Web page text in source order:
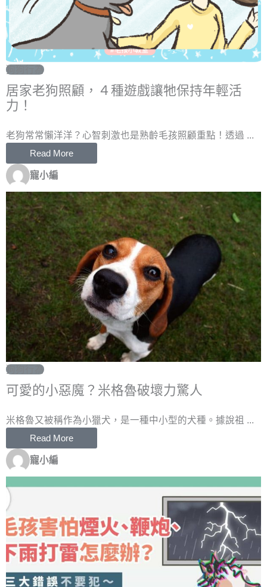
狗狗行為
居家老狗照顧，４種遊戲讓牠保持年輕活
力！
老狗常常懶洋洋？心智刺激也是熟齡毛孩照顧重點！透過 ...
Read More
寵小編
狗狗行為
可愛的小惡魔？米格魯破壞力驚人
米格魯又被稱作為小獵犬，是一種中小型的犬種。據說祖 ...
Read More
寵小編